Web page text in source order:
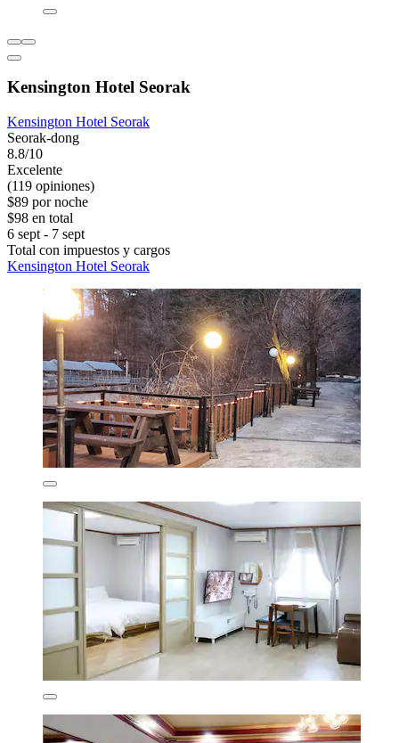
Kensington Hotel Seorak
Kensington Hotel Seorak
Seorak-dong
8.8/10
Excelente
(119 opiniones)
$89 por noche
$98 en total
6 sept - 7 sept
Total con impuestos y cargos
Kensington Hotel Seorak